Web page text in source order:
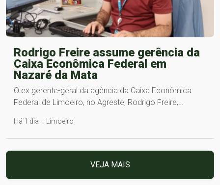
Rodrigo Freire assume gerência da
Caixa Econômica Federal em
Nazaré da Mata
O ex gerente-geral da agência da Caixa Econômica
Federal de Limoeiro, no Agreste, Rodrigo Freire,…
Há 1 dia – Limoeiro
VEJA MAIS